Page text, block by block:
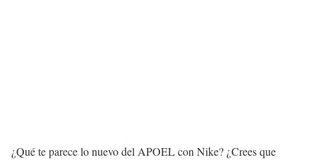
¿Qué te parece lo nuevo del APOEL con Nike? ¿Crees que